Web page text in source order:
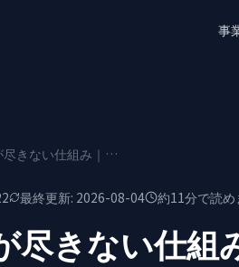
事
動画ネタが尽きない仕組み｜ネタ出しフレームワーク10
最終更新: 2026-08-04 約11分で読め
尽きない仕組